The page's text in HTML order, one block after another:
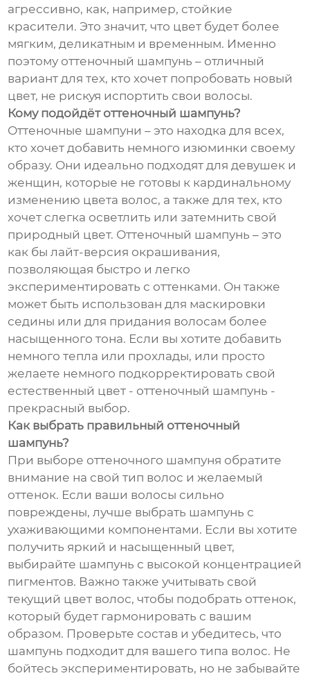
агрессивно, как, например, стойкие
красители. Это значит, что цвет будет более
мягким, деликатным и временным. Именно
поэтому оттеночный шампунь – отличный
вариант для тех, кто хочет попробовать новый
цвет, не рискуя испортить свои волосы.
Кому подойдёт оттеночный шампунь?
Оттеночные шампуни – это находка для всех,
кто хочет добавить немного изюминки своему
образу. Они идеально подходят для девушек и
женщин, которые не готовы к кардинальному
изменению цвета волос, а также для тех, кто
хочет слегка осветлить или затемнить свой
природный цвет. Оттеночный шампунь – это
как бы лайт-версия окрашивания,
позволяющая быстро и легко
экспериментировать с оттенками. Он также
может быть использован для маскировки
седины или для придания волосам более
насыщенного тона. Если вы хотите добавить
немного тепла или прохлады, или просто
желаете немного подкорректировать свой
естественный цвет - оттеночный шампунь -
прекрасный выбор.
Как выбрать правильный оттеночный
шампунь?
При выборе оттеночного шампуня обратите
внимание на свой тип волос и желаемый
оттенок. Если ваши волосы сильно
повреждены, лучше выбрать шампунь с
ухаживающими компонентами. Если вы хотите
получить яркий и насыщенный цвет,
выбирайте шампунь с высокой концентрацией
пигментов. Важно также учитывать свой
текущий цвет волос, чтобы подобрать оттенок,
который будет гармонировать с вашим
образом. Проверьте состав и убедитесь, что
шампунь подходит для вашего типа волос. Не
бойтесь экспериментировать, но не забывайте